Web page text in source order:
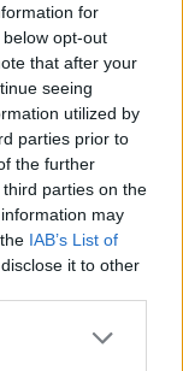
for
opt-out
that after your
seeing
utilized by
parties prior to
the further
parties on the
may
IAB’s List of
it to other
or more Google